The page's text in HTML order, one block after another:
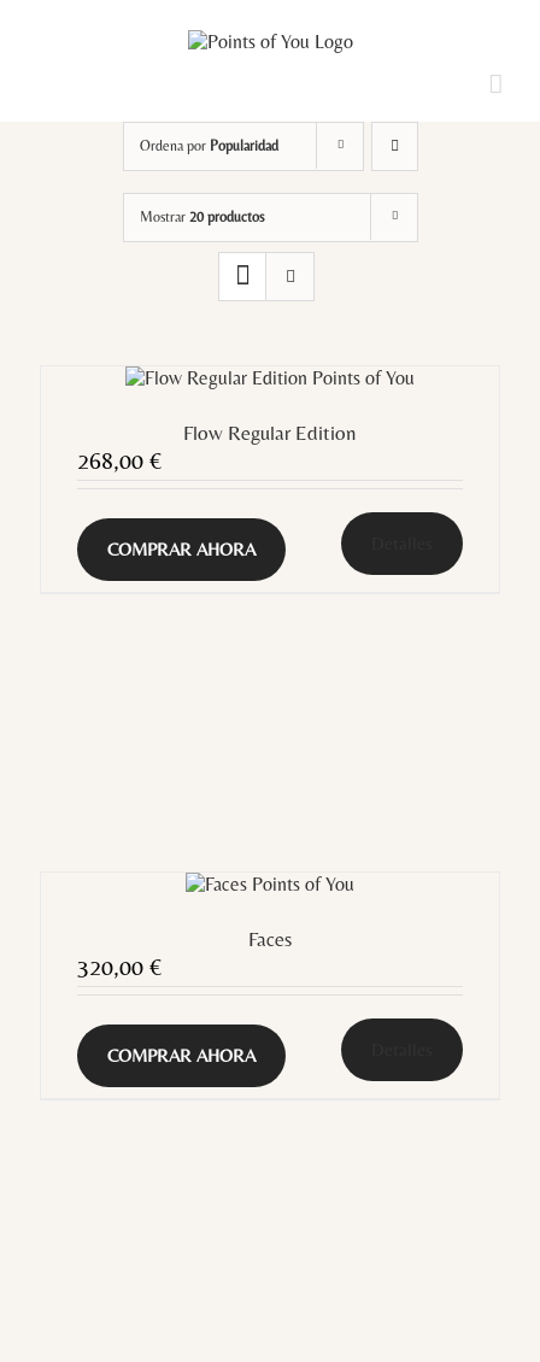
Loading...
Ordena por Popularidad
Mostrar 20 productos
Flow Regular Edition
268,00 €
COMPRAR AHORA
Faces
320,00 €
COMPRAR AHORA